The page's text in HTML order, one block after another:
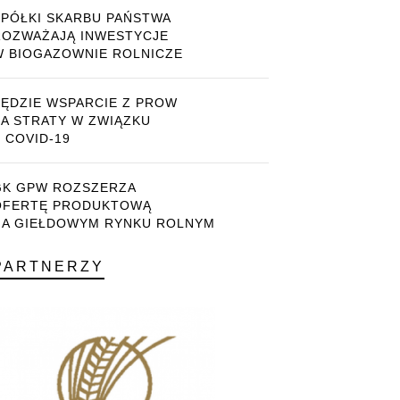
SKARBU PAŃSTWA
INWESTYCJE
BIOGAZOWNIE ROLNICZE
WSPARCIE Z PROW
STRATY W ZWIĄZKU
COVID-19
GPW ROZSZERZA
PRODUKTOWĄ
GIEŁDOWYM RYNKU ROLNYM